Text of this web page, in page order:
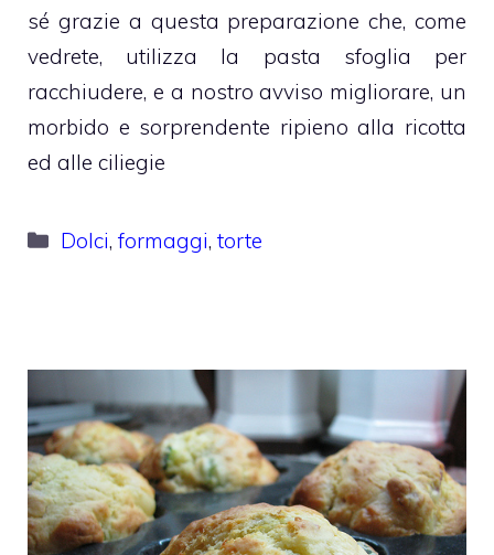
sé grazie a questa preparazione che, come
vedrete, utilizza la pasta sfoglia per
racchiudere, e a nostro avviso migliorare, un
morbido e sorprendente ripieno alla ricotta
ed alle ciliegie
Categorie
Dolci,formaggi,torte